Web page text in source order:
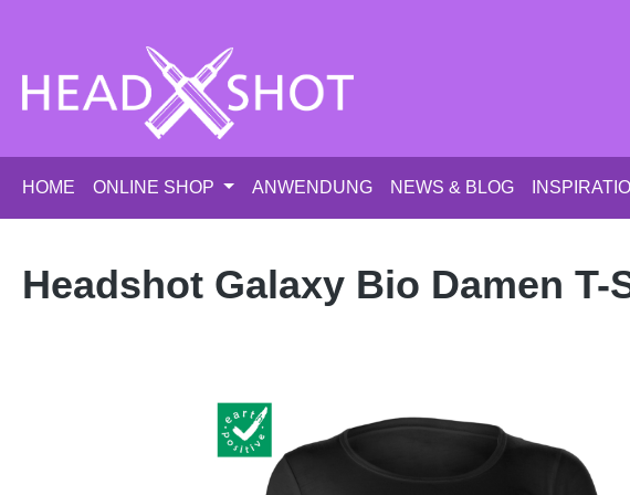
HOME ONLINE SHOP ANWENDUNG NEWS & BLOG
Headshot Galaxy Bio Damen T-